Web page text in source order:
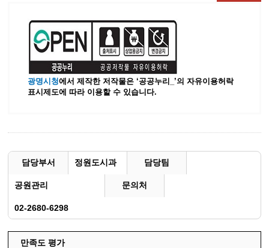
광명시청에서 제작한 저작물은 ‘공공누리_’의 자유이용허락
표시제도에 따라 이용할 수 있습니다.
담당부서 정원도시과 담당팀
공원관리 문의처
02-2680-6298
만족도 평가